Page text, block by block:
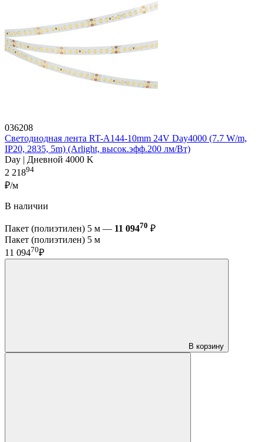
036208
Светодиодная лента RT-A144-10mm 24V Day4000 (7.7 W/m,
IP20, 2835, 5m) (Arlight, высок.эфф.200 лм/Вт)
Day | Дневной 4000 K
2 21894
₽/м
В наличии
Пакет (полиэтилен) 5 м — 11 09470 ₽
Пакет (полиэтилен) 5 м
11 09470₽
В корзину